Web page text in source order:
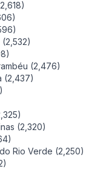
(2,476)
(2,437)
(2,320)
Rio Verde (2,250)